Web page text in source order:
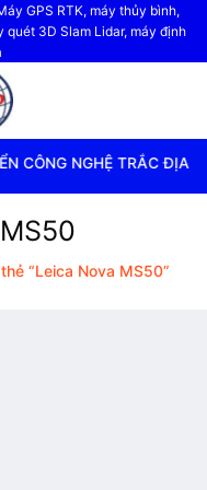
GPS RTK, máy thủy bình,
quét 3D Slam Lidar, máy định
CÔNG NGHỆ TRẮC ĐỊA
“Leica Nova MS50”